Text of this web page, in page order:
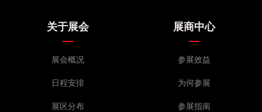
关于展会
展会概况
日程安排
展区分布
展商中心
参展效益
为何参展
参展指南